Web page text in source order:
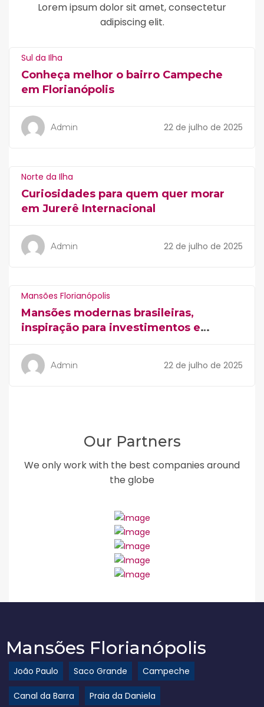
Lorem ipsum dolor sit amet, consectetur
adipiscing elit.
Sul da Ilha
Conheça melhor o bairro Campeche
em Florianópolis
Admin 22 de julho de 2025
Norte da Ilha
Curiosidades para quem quer morar
em Jurerê Internacional
Admin 22 de julho de 2025
Mansões Florianópolis
Mansões modernas brasileiras,
inspiração para investimentos e
Admin 22 de julho de 2025
Our Partners
We only work with the best companies around
the globe
Mansões Florianópolis
João Paulo Saco Grande Campeche
Canal da Barra Praia da Daniela